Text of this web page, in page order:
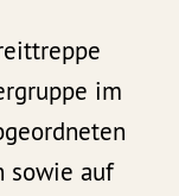
im
sowie auf